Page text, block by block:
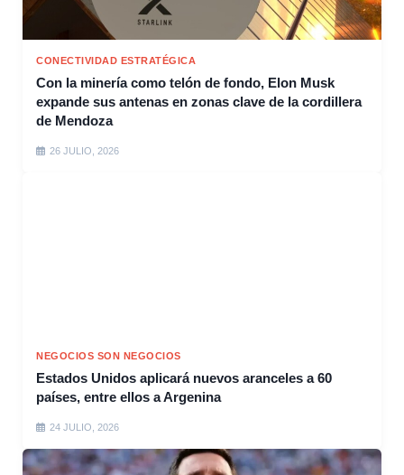
CONECTIVIDAD ESTRATÉGICA
Con la minería como telón de fondo, Elon Musk
expande sus antenas en zonas clave de la cordillera
de Mendoza
26 JULIO, 2026
NEGOCIOS SON NEGOCIOS
Estados Unidos aplicará nuevos aranceles a 60
países, entre ellos a Argenina
24 JULIO, 2026